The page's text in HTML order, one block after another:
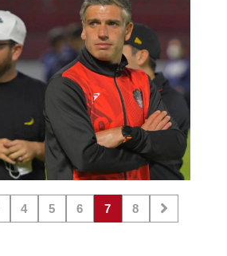
4 5 6 7 8